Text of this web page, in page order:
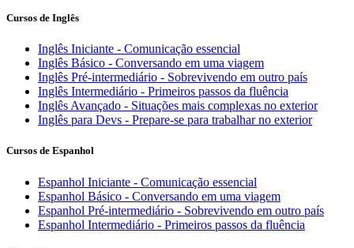
Cursos de Inglês
Inglês Iniciante - Comunicação essencial
Inglês Básico - Conversando em uma viagem
Inglês Pré-intermediário - Sobrevivendo em outro país
Inglês Intermediário - Primeiros passos da fluência
Inglês Avançado - Situações mais complexas no exterior
Inglês para Devs - Prepare-se para trabalhar no exterior
Cursos de Espanhol
Espanhol Iniciante - Comunicação essencial
Espanhol Básico - Conversando em uma viagem
Espanhol Pré-intermediário - Sobrevivendo em outro país
Espanhol Intermediário - Primeiros passos da fluência